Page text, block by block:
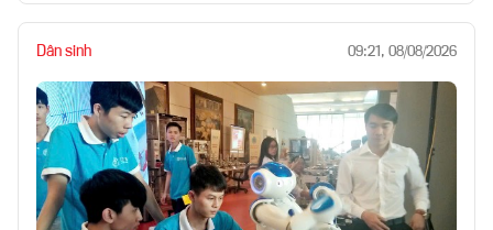
Dân sinh 09:21, 08/08/2026